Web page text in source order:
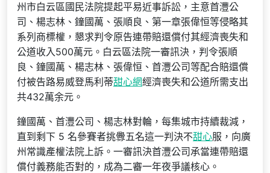
州市白云區國民法院提起平易近事訴訟，主意首灃公
司、楊志林、鐘國萬、張順良、第一章張偉恒等侵略其
系列商標權，懇求判令原告連帶賠還償付其經濟喪失和
公道收入500萬元。白云區法院一審訊決，判令張順
良、鐘國萬、楊志林、張偉恒、首灃公司等配合賠還償
付被告路易威登馬利蒂甜心網經濟喪失和公道所需支出
共432萬余元。
鐘國萬、首灃公司、楊志林對輪，每集城市持續裁減，
直到剩下 5 名參賽者挑釁五名這一判決不甜心服，向廣
州常識產權法院上訴。一審訊決首灃公司承當連帶賠還
償付義務能否對的，成為二審一年夜爭議核心。